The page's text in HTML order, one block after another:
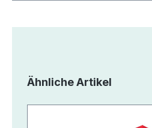
Produktgalerie überspringen
Ähnliche Artikel